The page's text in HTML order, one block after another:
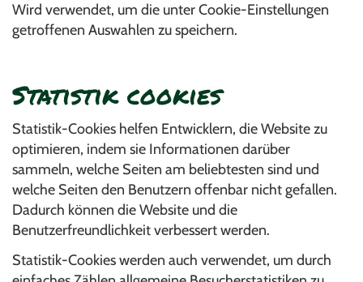
Wird verwendet, um die unter Cookie-Einstellungen
getroffenen Auswahlen zu speichern.
Statistik cookies
Statistik-Cookies helfen Entwicklern, die Website zu
optimieren, indem sie Informationen darüber
sammeln, welche Seiten am beliebtesten sind und
welche Seiten den Benutzern offenbar nicht gefallen.
Dadurch können die Website und die
Benutzerfreundlichkeit verbessert werden.
Statistik-Cookies werden auch verwendet, um durch